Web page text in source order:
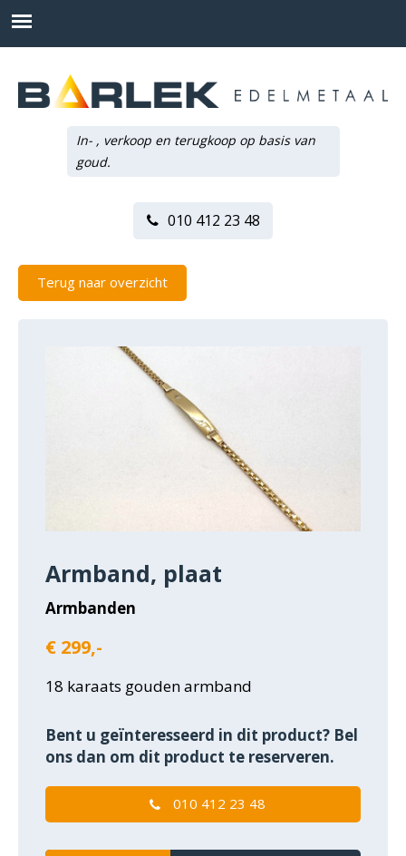
In- , verkoop en terugkoop op basis van
goud.
010 412 23 48
Terug naar overzicht
Armband, plaat
Armbanden
€ 299,-
18 karaats gouden armband
Bent u geïnteresseerd in dit product? Bel
ons dan om dit product te reserveren.
010 412 23 48